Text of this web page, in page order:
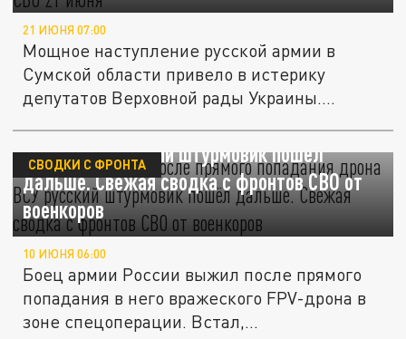
21 ИЮНЯ 07:00
Мощное наступление русской армии в
Сумской области привело в истерику
депутатов Верховной рады Украины.
Стойкий солдат. После прямого попадания
дрона ВСУ русский штурмовик пошёл
дальше. Свежая сводка с фронтов СВО от
военкоров
СВОДКИ С ФРОНТА
10 ИЮНЯ 06:00
Боец армии России выжил после прямого
попадания в него вражеского FPV-дрона в
зоне спецоперации. Встал,...